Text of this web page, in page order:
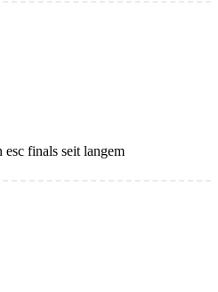
finals seit langem